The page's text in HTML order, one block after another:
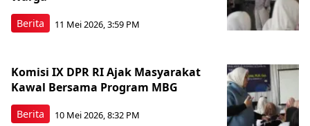
Berita 11 Mei 2026, 3:59 PM
Berita
Komisi IX DPR RI Ajak Masyarakat
Kawal Bersama Program MBG
10 Mei 2026, 8:32 PM